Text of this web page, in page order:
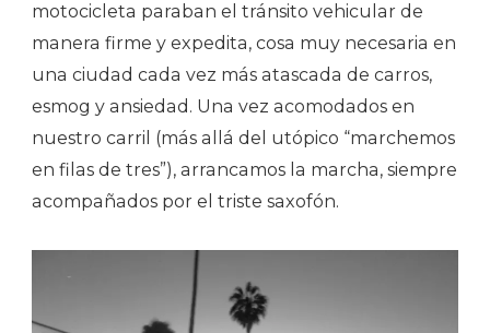
motocicleta paraban el tránsito vehicular de
manera firme y expedita, cosa muy necesaria en
una ciudad cada vez más atascada de carros,
esmog y ansiedad. Una vez acomodados en
nuestro carril (más allá del utópico “marchemos
en filas de tres”), arrancamos la marcha, siempre
acompañados por el triste saxofón.